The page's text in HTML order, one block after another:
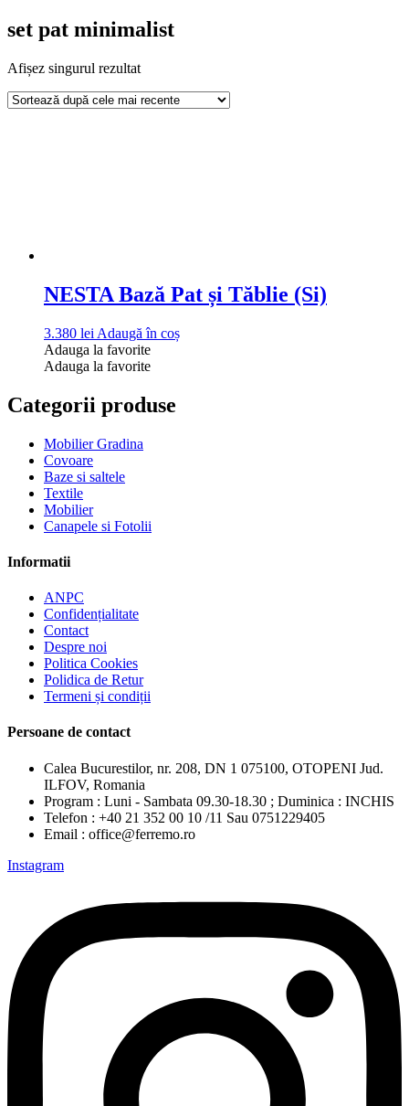
set pat minimalist
Afișez singurul rezultat
NESTA Bază Pat și Tăblie (Si)
3.380 lei Adaugă în coș
Adauga la favorite
Adauga la favorite
Categorii produse
Mobilier Gradina
Covoare
Baze si saltele
Textile
Mobilier
Canapele si Fotolii
Informatii
ANPC
Confidențialitate
Contact
Despre noi
Politica Cookies
Polidica de Retur
Termeni și condiții
Persoane de contact
Calea Bucurestilor, nr. 208, DN 1 075100, OTOPENI Jud.
ILFOV, Romania
Program : Luni - Sambata 09.30-18.30 ; Duminica : INCHIS
Telefon : +40 21 352 00 10 /11 Sau 0751229405
Email : office@ferremo.ro
Instagram